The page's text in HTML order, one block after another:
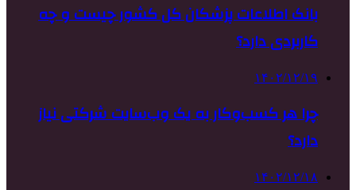
بانک اطلاعات پزشکان کل کشور چیست و چه
کاربردی دارد؟
۱۴۰۲/۱۲/۱۹
چرا هر کسب‌وکار به یک وب‌سایت شرکتی نیاز
دارد؟
۱۴۰۲/۱۲/۱۸